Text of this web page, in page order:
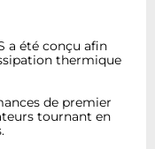
a été conçu afin
thermique
de premier
tournant en